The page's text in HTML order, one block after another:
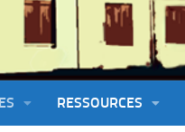
RESSOURCES